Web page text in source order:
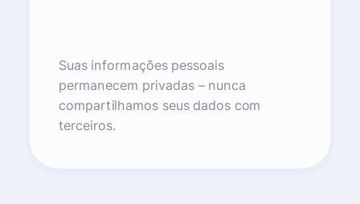
Suas informações pessoais
permanecem privadas – nunca
compartilhamos seus dados com
terceiros.